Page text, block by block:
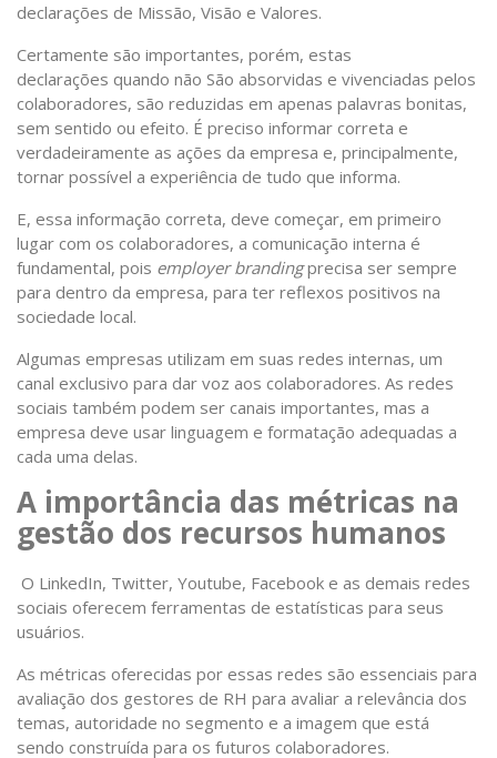
declarações de Missão, Visão e Valores.
Certamente são importantes, porém, estas
declarações quando não São absorvidas e vivenciadas pelos
colaboradores, são reduzidas em apenas palavras bonitas,
sem sentido ou efeito. É preciso informar correta e
verdadeiramente as ações da empresa e, principalmente,
tornar possível a experiência de tudo que informa.
E, essa informação correta, deve começar, em primeiro
lugar com os colaboradores, a comunicação interna é
fundamental, pois employer brandingprecisa ser sempre
para dentro da empresa, para ter reflexos positivos na
sociedade local.
Algumas empresas utilizam em suas redes internas, um
canal exclusivo para dar voz aos colaboradores. As redes
sociais também podem ser canais importantes, mas a
empresa deve usar linguagem e formatação adequadas a
cada uma delas.
A importância das métricas na
gestão dos recursos humanos
O LinkedIn, Twitter, Youtube, Facebook e as demais redes
sociais oferecem ferramentas de estatísticas para seus
usuários.
As métricas oferecidas por essas redes são essenciais para
avaliação dos gestores de RH para avaliar a relevância dos
temas, autoridade no segmento e a imagem que está
sendo construída para os futuros colaboradores.